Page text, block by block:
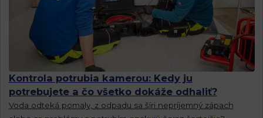
Kontrola potrubia kamerou: Kedy ju
potrebujete a čo všetko dokáže odhaliť?
Voda odteká pomaly, z odpadu sa šíri nepríjemný zápach